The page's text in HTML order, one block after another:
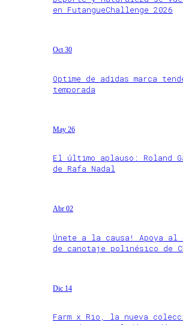
en FutangueChallenge 2026
Oct 30
Optime de adidas marca
temporada
May 26
El último aplauso: Roland
de Rafa Nadal
Abr 02
Únete a la causa! Apoya al
de canotaje polinésico de
Dic 14
Farm x Rio, la nueva